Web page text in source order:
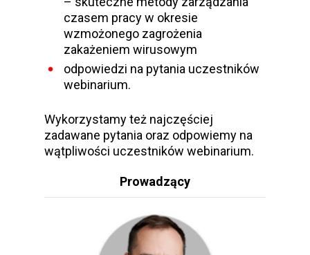
czasem pracy w okresie
wzmożonego zagrożenia
zakażeniem wirusowym
odpowiedzi na pytania uczestników
webinarium.
Wykorzystamy też najczęściej
zadawane pytania oraz odpowiemy na
wątpliwości uczestników webinarium.
Prowadzący